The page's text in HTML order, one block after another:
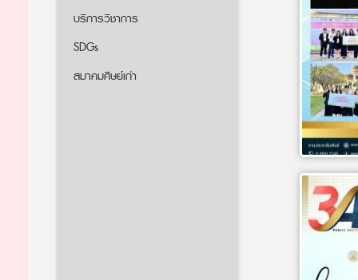
บริการวิชาการ
SDGs
สมาคมศิษย์เก่า